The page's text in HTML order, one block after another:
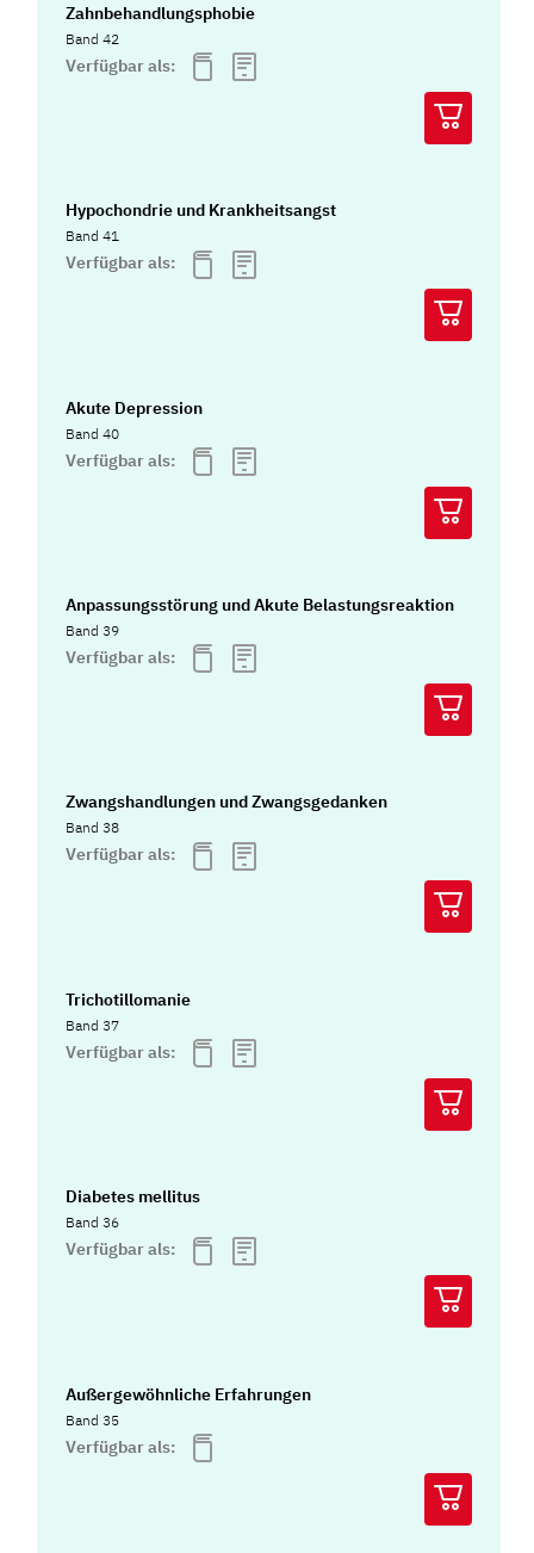
Zahnbehandlungsphobie
Band 42
Verfügbar als:
Hypochondrie und Krankheitsangst
Band 41
Verfügbar als:
Akute Depression
Band 40
Verfügbar als:
Anpassungsstörung und Akute Belastungsreaktion
Band 39
Verfügbar als:
Zwangshandlungen und Zwangsgedanken
Band 38
Verfügbar als:
Trichotillomanie
Band 37
Verfügbar als:
Diabetes mellitus
Band 36
Verfügbar als:
Außergewöhnliche Erfahrungen
Band 35
Verfügbar als: